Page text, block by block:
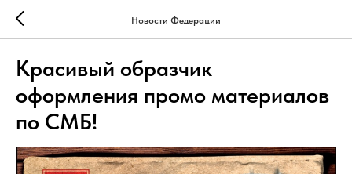
Новости Федерации
Красивый образчик
оформления промо материалов
по СМБ!